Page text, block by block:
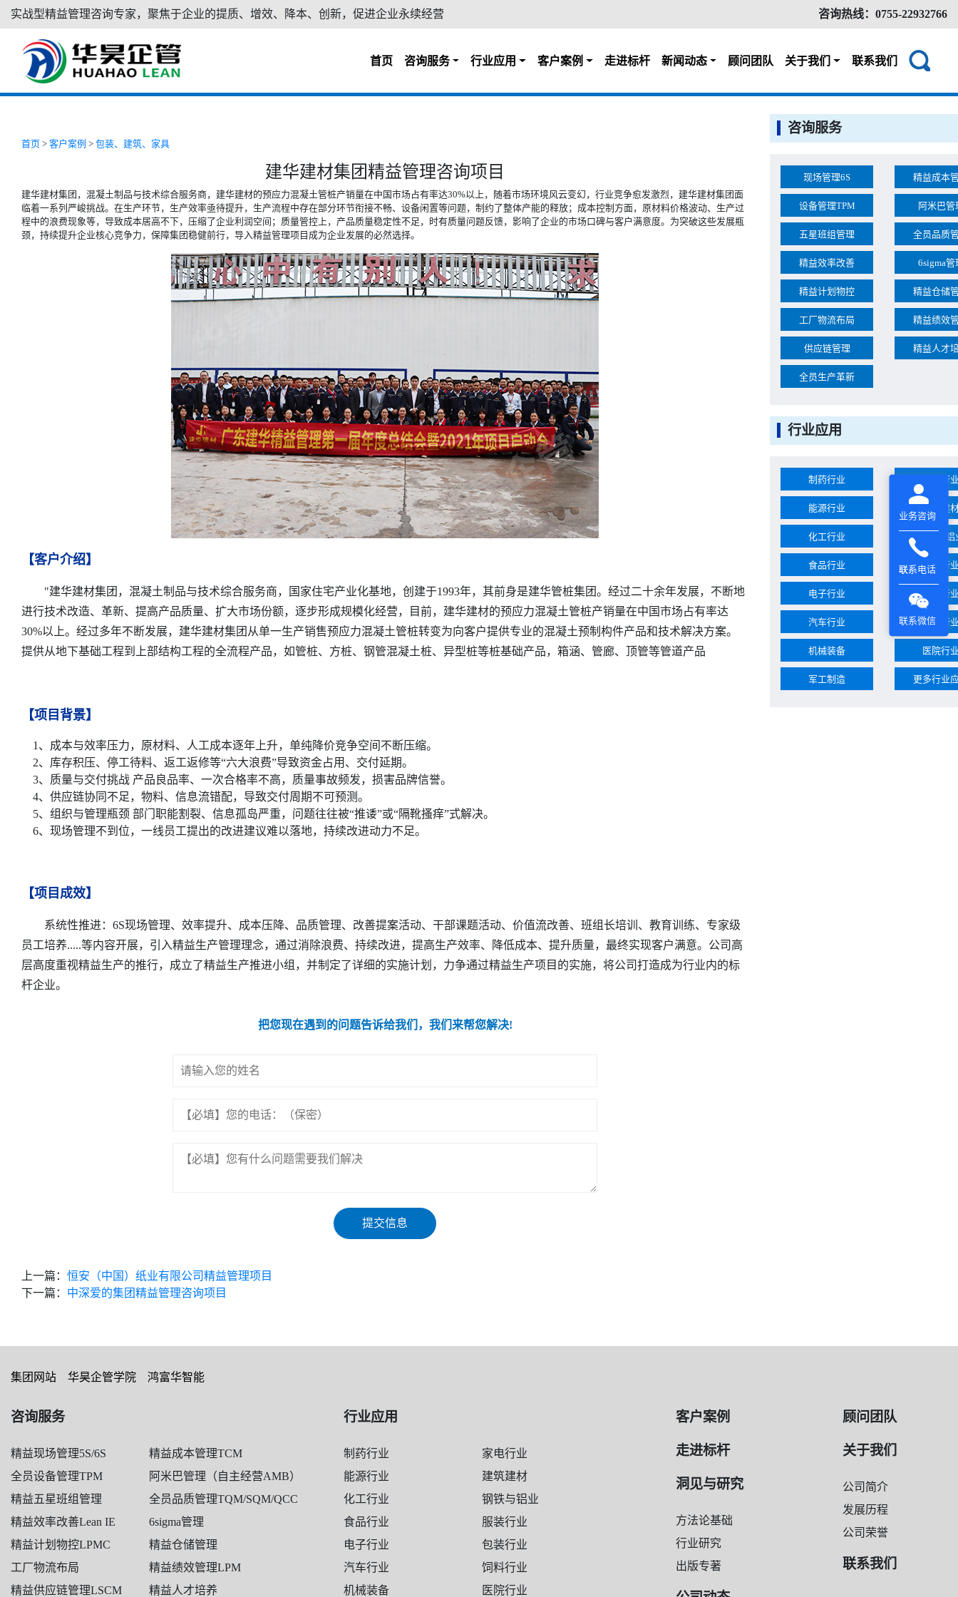
咨询热线：0755-22932766
实战型精益管理咨询专家，聚焦于企业的提质、增效、降本、创新，促进企业永续经营
首页 咨询服务 行业应用 客户案例 走进标杆 新闻动态 顾问团队 关于我们 联系我们
首页 > 客户案例 > 包装、建筑、家具
建华建材集团精益管理咨询项目
建华建材集团，混凝土制品与技术综合服务商，建华建材的预应力混凝土管桩产销量在中国市场占有率达30%以上，随着市场环境风云变幻，行业竞争愈发激烈，建华建材集团面
临着一系列严峻挑战。在生产环节，生产效率亟待提升，生产流程中存在部分环节衔接不畅、设备闲置等问题，制约了整体产能的释放；成本控制方面，原材料价格波动、生产过
程中的浪费现象等，导致成本居高不下，压缩了企业利润空间；质量管控上，产品质量稳定性不足，时有质量问题反馈，影响了企业的市场口碑与客户满意度。为突破这些发展瓶
颈，持续提升企业核心竞争力，保障集团稳健前行，导入精益管理项目成为企业发展的必然选择。
【客户介绍】
‌"建华建材集团，混凝土制品与技术综合服务商，国家住宅产业化基地，创建于1993年，其前身是建华管桩集团。经过二十余年发展，不断地
进行技术改造、革新、提高产品质量、扩大市场份额，逐步形成规模化经营，目前，建华建材的预应力混凝土管桩产销量在中国市场占有率达
30%以上。经过多年不断发展，建华建材集团从单一生产销售预应力混凝土管桩转变为向客户提供专业的混凝土预制构件产品和技术解决方案。
提供从地下基础工程到上部结构工程的全流程产品，如管桩、方桩、钢管混凝土桩、异型桩等桩基础产品，箱涵、管廊、顶管等管道产品
【项目背景】
1、成本与效率压力，原材料、人工成本逐年上升，单纯降价竞争空间不断压缩。
2、库存积压、停工待料、返工返修等“六大浪费”导致资金占用、交付延期。
3、质量与交付挑战 产品良品率、一次合格率不高，质量事故频发，损害品牌信誉。
4、供应链协同不足，物料、信息流错配，导致交付周期不可预测。
5、组织与管理瓶颈 部门职能割裂、信息孤岛严重，问题往往被“推诿”或“隔靴搔痒”式解决。
6、现场管理不到位，一线员工提出的改进建议难以落地，持续改进动力不足。
【项目成效】
系统性推进：6S现场管理、效率提升、成本压降、品质管理、改善提案活动、干部课题活动、价值流改善、班组长培训、教育训练、专家级
员工培养.....等内容开展，引入精益生产管理理念，通过消除浪费、持续改进，提高生产效率、降低成本、提升质量，最终实现客户满意。公司高
层高度重视精益生产的推行，成立了精益生产推进小组，并制定了详细的实施计划，力争通过精益生产项目的实施，将公司打造成为行业内的标
杆企业。
把您现在遇到的问题告诉给我们，我们来帮您解决!
上一篇： 恒安（中国）纸业有限公司精益管理项目
下一篇： 中深爱的集团精益管理咨询项目
咨询服务
现场管理6S
设备管理TPM
五星班组管理
精益效率改善
精益计划物控
工厂物流布局
供应链管理
全员生产革新
精益成本
阿米巴管
全员品质
6sigma管
精益仓储
精益绩效
精益人才
行业应用
制药行业
能源行业
化工行业
食品行业
电子行业
汽车行业
机械装备
军工制造
家电行
建筑建
钢铁与铝
服装行
包装行
饲料行
医院行
更多行业
业务咨询
联系电话
联系微信
集团网站 华昊企管学院 鸿富华智能
咨询服务
精益现场管理5S/6S
全员设备管理TPM
精益五星班组管理
精益效率改善Lean IE
精益计划物控LPMC
工厂物流布局
精益供应链管理LSCM
精益成本管理TCM
阿米巴管理（自主经营AMB）
全员品质管理TQM/SQM/QCC
6sigma管理
精益仓储管理
精益绩效管理LPM
精益人才培养
行业应用
制药行业
能源行业
化工行业
食品行业
电子行业
汽车行业
机械装备
家电行业
建筑建材
钢铁与铝业
服装行业
包装行业
饲料行业
医院行业
客户案例
走进标杆
洞见与研究
方法论基础
行业研究
出版专著
顾问团队
关于我们
公司简介
发展历程
公司荣誉
联系我们